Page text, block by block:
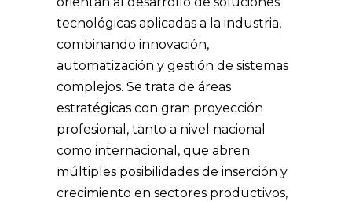
tecnológicas aplicadas a la industria,
combinando innovación,
automatización y gestión de sistemas
complejos. Se trata de áreas
estratégicas con gran proyección
profesional, tanto a nivel nacional
como internacional, que abren
múltiples posibilidades de inserción y
crecimiento en sectores productivos,